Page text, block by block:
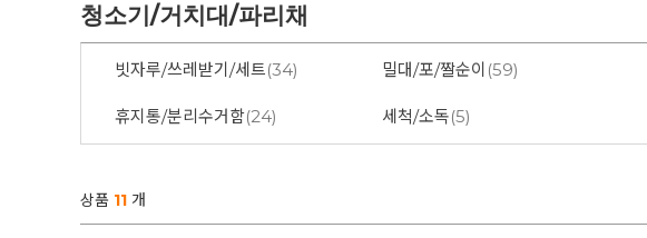
청소기/거치대/파리채
빗자루/쓰레받기/세트(34) 밀대/포/짤순이 (59)
휴지통/분리수거함(24) 세척/소독(5)
상품 11 개